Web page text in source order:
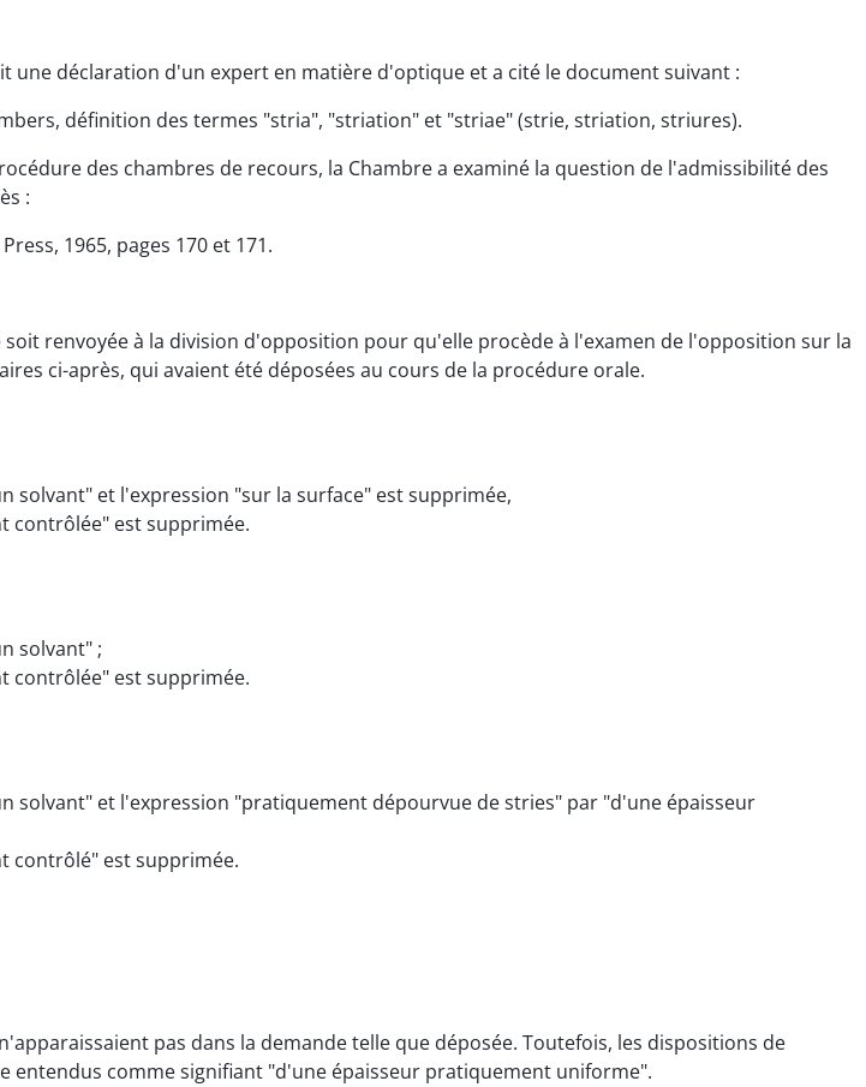
déclaration d'un expert en matière d'optique et a cité le document suivant :
définition des termes "stria", "striation" et "striae" (strie, striation, striures).
des chambres de recours, la Chambre a examiné la question de l'admissibilité des
:
1965, pages 170 et 171.
renvoyée à la division d'opposition pour qu'elle procède à l'examen de l'opposition sur la
ci-après, qui avaient été déposées au cours de la procédure orale.
solvant" et l'expression "sur la surface" est supprimée,
contrôlée" est supprimée.
solvant" ;
contrôlée" est supprimée.
solvant" et l'expression "pratiquement dépourvue de stries" par "d'une épaisseur
contrôlé" est supprimée.
pas dans la demande telle que déposée. Toutefois, les dispositions de
entendus comme signifiant "d'une épaisseur pratiquement uniforme".